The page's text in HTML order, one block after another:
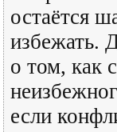
остаётся
избежать.
о том, как
если